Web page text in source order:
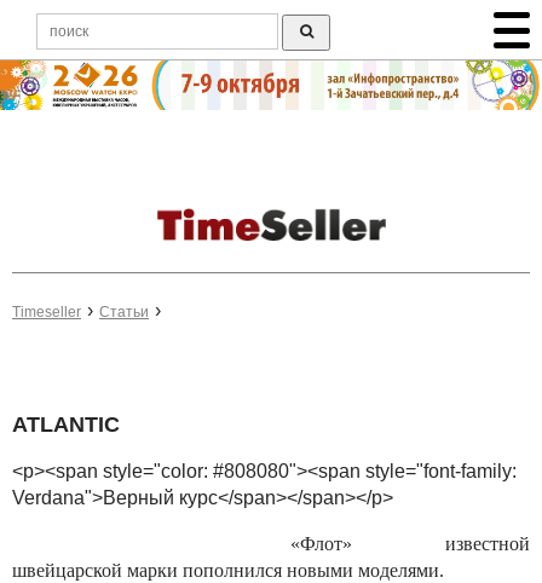
Timeseller Статьи
ATLANTIC
<p><span style="color: #808080"><span style="font-family:
Verdana">Верный курс</span></span></p>
«Флот» известной
швейцарской марки пополнился новыми моделями.